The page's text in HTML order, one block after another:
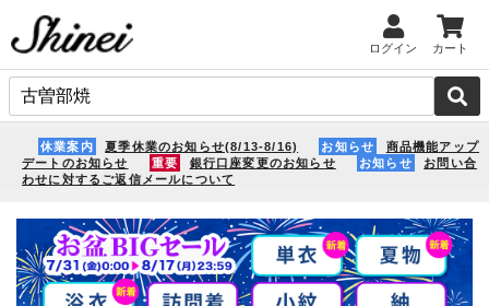
ログイン カート
休業案内 夏季休業のお知らせ(8/13-8/16) お知らせ
商品機能アップ
デートのお知らせ
重要 銀行口座変更のお知らせ お知らせ
お問い合
わせに対するご返信メールについて